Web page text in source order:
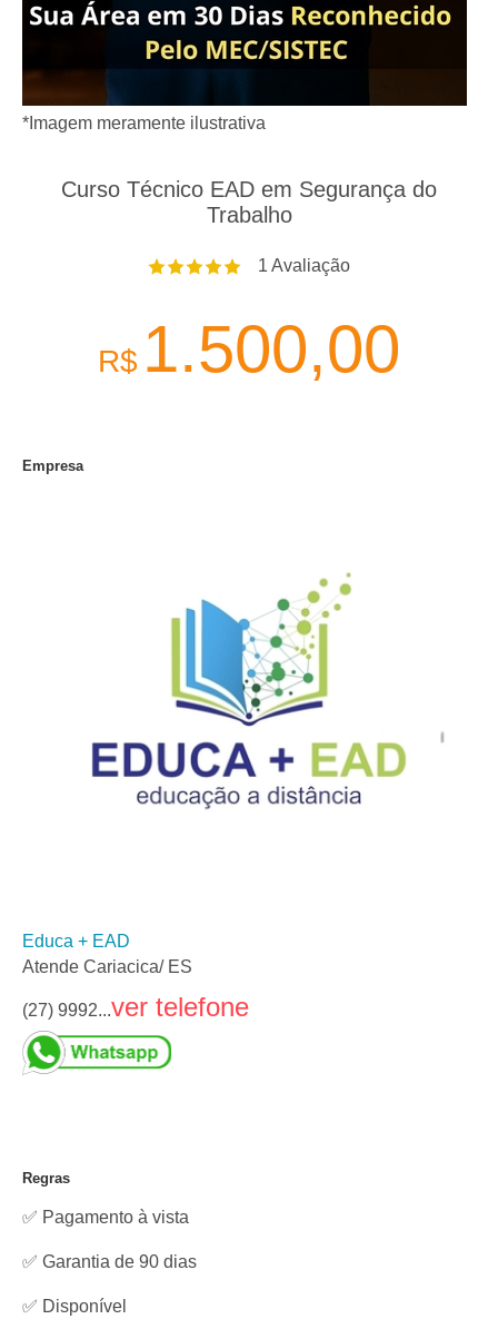
*Imagem meramente ilustrativa
Curso Técnico EAD em Segurança do
Trabalho
1 Avaliação
R$ 1.500,00
Empresa
Educa + EAD
Atende Cariacica/ ES
(27) 9992...ver telefone
Regras
✅ Pagamento à vista
✅ Garantia de 90 dias
✅ Disponível